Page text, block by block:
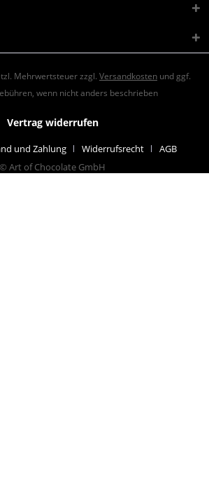
Mehrwertsteuer zzgl. Versandkosten und ggf.
wenn nicht anders beschrieben
Vertrag widerrufen
und Zahlung Widerrufsrecht
AGB
© Art of Chocolate GmbH